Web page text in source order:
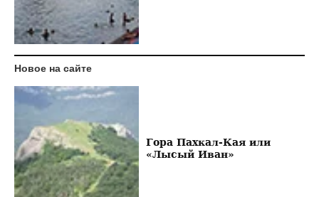
Новое на сайте
Гора Пахкал-Кая или
«Лысый Иван»